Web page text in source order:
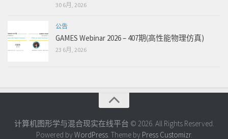
30 6月, 2026
公告
GAMES Webinar 2026 – 407期(高性能物理仿真)
23 6月, 2026
计算机图形学与混合现实在线平台 © 2026. All Rights Reserved.
Powered by WordPress. Theme by Press Customizr.